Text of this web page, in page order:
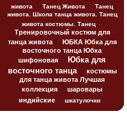
живота
Танец Живота
Танец
живота. Школа танца живота. Танец
живота костюмы. Танец
Тренировочный костюм для
танца живота
ЮБКА Юбка для
восточного танца Юбка
шифоновая
Юбка для
восточного танца
костюмы
для танца живота Лучшая
коллекция
шаровары
индийские
шкатулочки